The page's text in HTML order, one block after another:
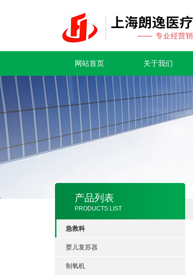
网站首页 关于我们
产品列表
PRODUCTS LIST
急救科
婴儿复苏器
制氧机